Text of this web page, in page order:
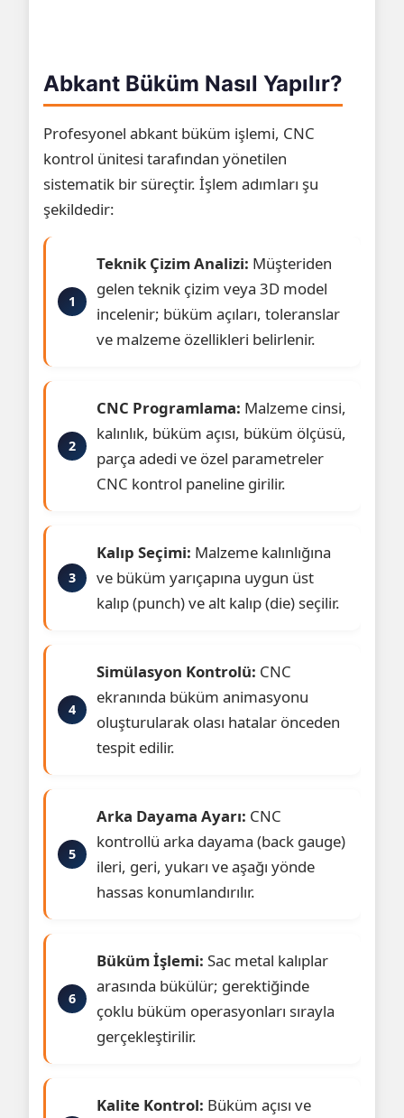
Abkant Büküm Nasıl Yapılır?
Profesyonel abkant büküm işlemi, CNC
kontrol ünitesi tarafından yönetilen
sistematik bir süreçtir. İşlem adımları şu
şekildedir:
Teknik Çizim Analizi: Müşteriden
gelen teknik çizim veya 3D model
incelenir; büküm açıları, toleranslar
ve malzeme özellikleri belirlenir.
CNC Programlama: Malzeme cinsi,
kalınlık, büküm açısı, büküm ölçüsü,
parça adedi ve özel parametreler
CNC kontrol paneline girilir.
Kalıp Seçimi: Malzeme kalınlığına
ve büküm yarıçapına uygun üst
kalıp (punch) ve alt kalıp (die) seçilir.
Simülasyon Kontrolü: CNC
ekranında büküm animasyonu
oluşturularak olası hatalar önceden
tespit edilir.
Arka Dayama Ayarı: CNC
kontrollü arka dayama (back gauge)
ileri, geri, yukarı ve aşağı yönde
hassas konumlandırılır.
Büküm İşlemi: Sac metal kalıplar
arasında bükülür; gerektiğinde
çoklu büküm operasyonları sırayla
gerçekleştirilir.
Kalite Kontrol: Büküm açısı ve